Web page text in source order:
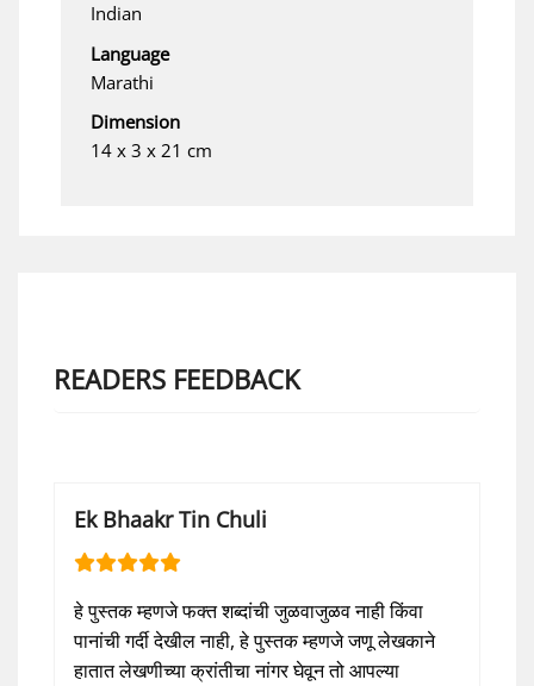
Indian
Language
Marathi
Dimension
14 x 3 x 21 cm
READERS FEEDBACK
Ek Bhaakr Tin Chuli
हे पुस्तक म्हणजे फक्त शब्दांची जुळवाजुळव नाही किंवा
पानांची गर्दी देखील नाही, हे पुस्तक म्हणजे जणू लेखकाने
हातात लेखणीच्या क्रांतीचा नांगर घेवून तो आपल्या